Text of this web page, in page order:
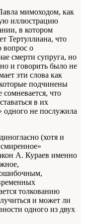
мимоходом, как
иллюстрацию
в котором
Тертуллиана, что
вопрос о
смерти супруга, но
и говорить было не
эти слова как
подчинены
сомневается, что
в их
одного не послужила
(хотя и
А. Кураев именно
ошибочным,
толкованию
и может ли
одного из двух